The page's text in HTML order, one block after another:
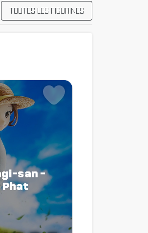
TOUTES LES FIGURINES
san -
Phat